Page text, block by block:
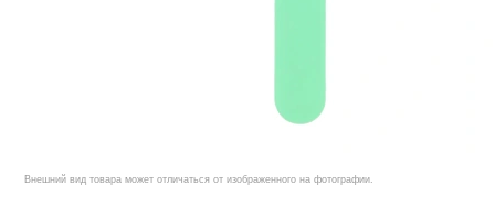
Внешний вид товара может отличаться от изображенного на фотографии.